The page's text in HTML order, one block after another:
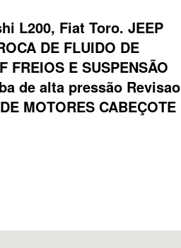
L200, Fiat Toro. JEEP
DE FLUIDO DE
FREIOS E SUSPENSÃO
de alta pressão Revisao
MOTORES CABEÇOTE